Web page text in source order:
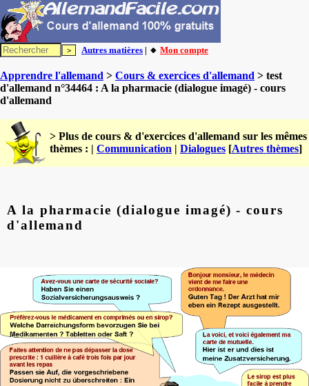
Autres matières | 🔸 Mon compte
Apprendre l'allemand > Cours & exercices d'allemand > test
d'allemand n°34464 : A la pharmacie (dialogue imagé) - cours
d'allemand
> Plus de cours & d'exercices d'allemand sur les mêmes
thèmes : | Communication | Dialogues [Autres thèmes]
A la pharmacie (dialogue imagé) - cours
d'allemand